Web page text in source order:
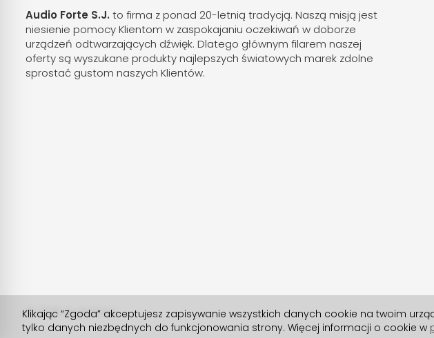
Audio Forte S.J. to firma z ponad 20-letnią tradycją. Naszą misją jest
niesienie pomocy Klientom w zaspokajaniu oczekiwań w doborze
urządzeń odtwarzających dźwięk. Dlatego głównym filarem naszej
oferty są wyszukane produkty najlepszych światowych marek zdolne
sprostać gustom naszych Klientów.
© 2026 Audioforte
Klikając “Zgoda” akceptujesz zapisywanie wszystkich danych cookie na twoim
tylko danych niezbędnych do funkcjonowania strony. Więcej informacji o cookie w